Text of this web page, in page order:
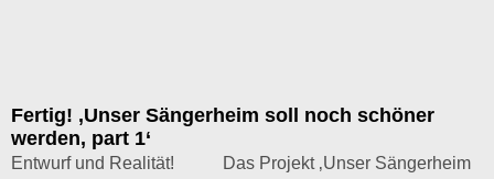
Fertig! ‚Unser Sängerheim soll noch schöner
werden, part 1‘
Entwurf und Realität! Das Projekt ‚Unser Sängerheim